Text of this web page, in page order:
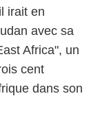
irait en
avec sa
Africa", un
cent
dans son